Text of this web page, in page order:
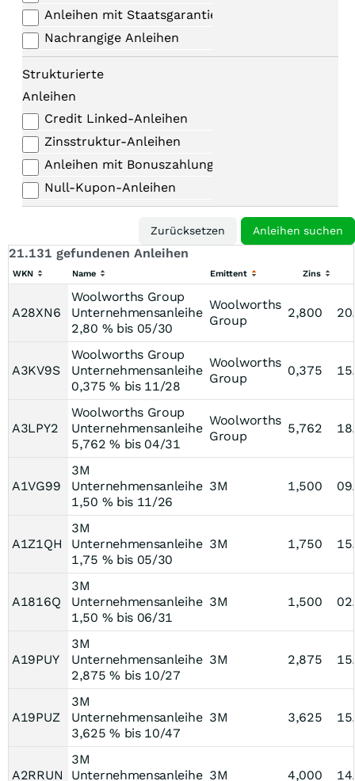
Anleihen mit Staatsgarantie
Nachrangige Anleihen
Strukturierte
Anleihen
Credit Linked-Anleihen
Zinsstruktur-Anleihen
Anleihen mit Bonuszahlungen
Null-Kupon-Anleihen
21.131 gefundenen Anleihen
WKN Name Emittent Zins
A28XN6
Woolworths Group
Unternehmensanleihe
2,80 % bis 05/30
Woolworths
Group
2,800
A3KV9S
Woolworths Group
Unternehmensanleihe
0,375 % bis 11/28
Woolworths
Group
0,375
A3LPY2
Woolworths Group
Unternehmensanleihe
5,762 % bis 04/31
Woolworths
Group
5,762
A1VG99
3M
Unternehmensanleihe
1,50 % bis 11/26
3M 1,500
A1Z1QH
3M
Unternehmensanleihe
1,75 % bis 05/30
3M 1,750
A1816Q
3M
Unternehmensanleihe
1,50 % bis 06/31
3M 1,500
A19PUY
3M
Unternehmensanleihe
2,875 % bis 10/27
3M 2,875
A19PUZ
3M
Unternehmensanleihe
3,625 % bis 10/47
3M 3,625
A2RRUN
3M
Unternehmensanleihe 3M 4,000